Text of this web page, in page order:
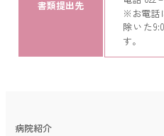
書類提出先
※お電話
除いた
す。
病院紹介